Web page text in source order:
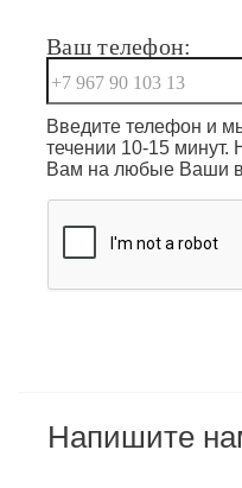
Ваш телефон:
Введите телефон и
течении 10-15 минут.
Вам на любые Ваши
Напишите